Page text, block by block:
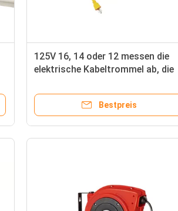
125V 16, 14 oder 12 messen die
elektrische Kabeltrommel ab, die
Bestpreis